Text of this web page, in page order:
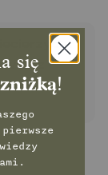
i
z
się
!